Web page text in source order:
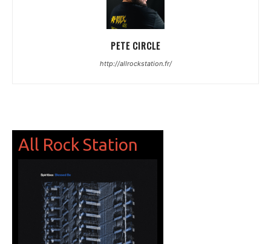
PETE CIRCLE
http://allrockstation.fr/